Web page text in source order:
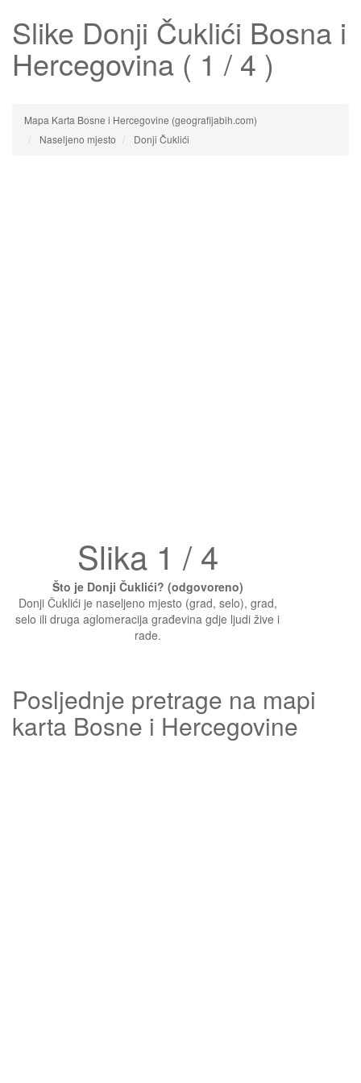
Slike Donji Čuklići Bosna i
Hercegovina ( 1 / 4 )
Mapa Karta Bosne i Hercegovine (geografijabih.com)
Naseljeno mjesto
Donji Čuklići
Slika 1 / 4
Što je Donji Čuklići? (odgovoreno)
Donji Čuklići je naseljeno mjesto (grad, selo), grad,
selo ili druga aglomeracija građevina gdje ljudi žive i
rade.
Posljednje pretrage na mapi
karta Bosne i Hercegovine